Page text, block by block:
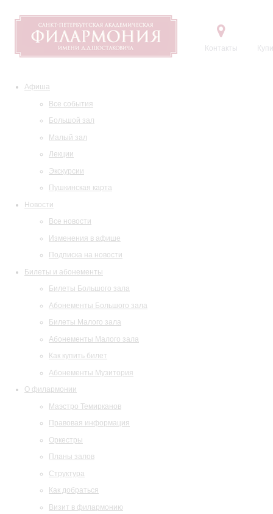
Контакты
Афиша
Все события
Большой зал
Малый зал
Лекции
Экскурсии
Пушкинская карта
Новости
Все новости
Изменения в афише
Подписка на новости
Билеты и абонементы
Билеты Большого зала
Абонементы Большого зала
Билеты Малого зала
Абонементы Малого зала
Как купить билет
Абонементы Музитория
О филармонии
Маэстро Темирканов
Правовая информация
Оркестры
Планы залов
Структура
Как добраться
Визит в филармонию